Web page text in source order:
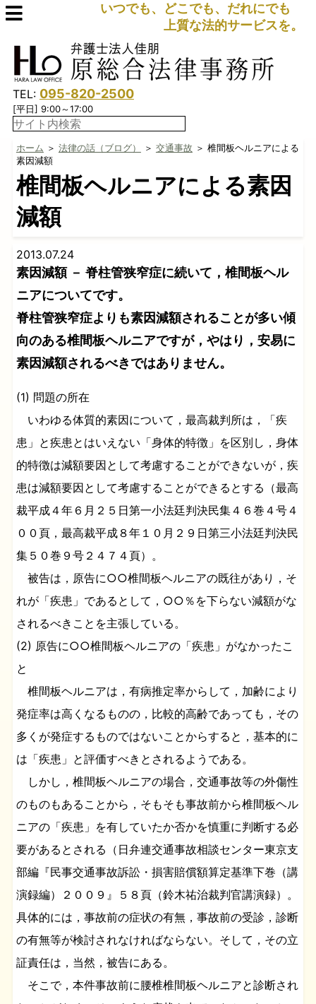
いつでも、どこでも、だれにでも
上質な法的サービスを。
TEL: 095-820-2500
[平日] 9:00～17:00
ホーム ＞ 法律の話（ブログ） ＞ 交通事故 ＞ 椎間板ヘルニアによる
素因減額
椎間板ヘルニアによる素因
減額
2013.07.24
素因減額 － 脊柱管狭窄症に続いて，椎間板ヘル
ニアについてです。
脊柱管狭窄症よりも素因減額されることが多い傾
向のある椎間板ヘルニアですが，やはり，安易に
素因減額されるべきではありません。
(1) 問題の所在
いわゆる体質的素因について，最高裁判所は，「疾
患」と疾患とはいえない「身体的特徴」を区別し，身体
的特徴は減額要因として考慮することができないが，疾
患は減額要因として考慮することができるとする（最高
裁平成４年６月２５日第一小法廷判決民集４６巻４号４
００頁，最高裁平成８年１０月２９日第三小法廷判決民
集５０巻９号２４７４頁）。
被告は，原告に○○椎間板ヘルニアの既往があり，そ
れが「疾患」であるとして，○○％を下らない減額がな
されるべきことを主張している。
(2) 原告に○○椎間板ヘルニアの「疾患」がなかったこ
と
椎間板ヘルニアは，有病推定率からして，加齢により
発症率は高くなるものの，比較的高齢であっても，その
多くが発症するものではないことからすると，基本的に
は「疾患」と評価すべきとされるようである。
しかし，椎間板ヘルニアの場合，交通事故等の外傷性
のものもあることから，そもそも事故前から椎間板ヘル
ニアの「疾患」を有していたか否かを慎重に判断する必
要があるとされる（日弁連交通事故相談センター東京支
部編『民事交通事故訴訟・損害賠償額算定基準下巻（講
演録編）２００９』５８頁（鈴木祐治裁判官講演録）。
具体的には，事故前の症状の有無，事故前の受診，診断
の有無等が検討されなければならない。そして，その立
証責任は，当然，被告にある。
そこで，本件事故前に腰椎椎間板ヘルニアと診断され